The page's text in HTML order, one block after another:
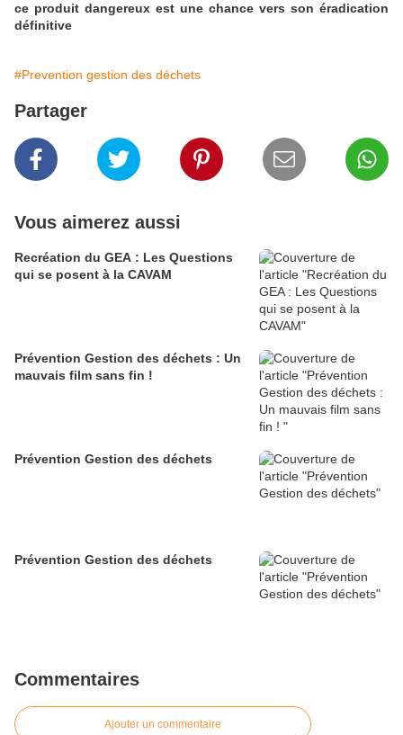
ce produit dangereux est une chance vers son éradication
définitive
#Prevention gestion des déchets
Partager
Vous aimerez aussi
Recréation du GEA : Les Questions
qui se posent à la CAVAM
Prévention Gestion des déchets : Un
mauvais film sans fin !
Prévention Gestion des déchets
Prévention Gestion des déchets
Commentaires
Ajouter un commentaire